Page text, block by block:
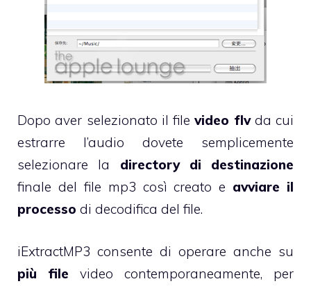
Dopo aver selezionato il filevideo flv da cui
estrarre l’audio dovete semplicemente
selezionare la directory di destinazione
finale del file mp3 così creato e avviare il
processo di decodifica del file.
iExtractMP3 consente di operare anche su
più file video contemporaneamente, per